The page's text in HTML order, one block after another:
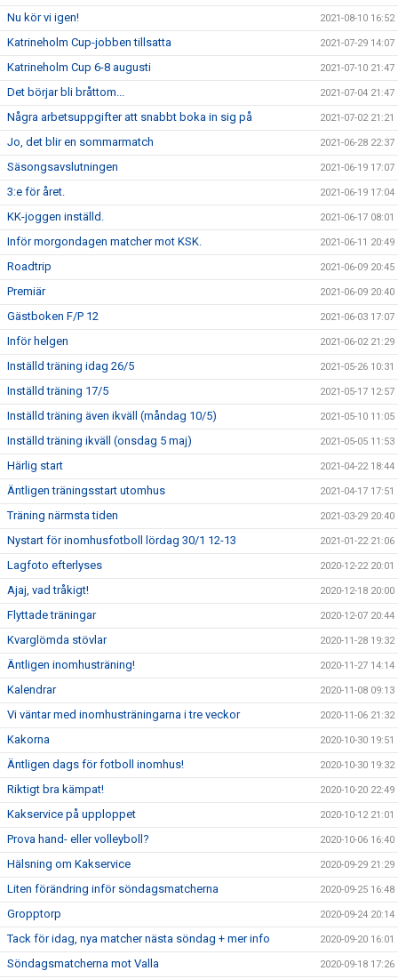
Nu kör vi igen! 2021-08-10 16:52
Katrineholm Cup-jobben tillsatta 2021-07-29 14:07
Katrineholm Cup 6-8 augusti 2021-07-10 21:47
Det börjar bli bråttom... 2021-07-04 21:47
Några arbetsuppgifter att snabbt boka in sig på 2021-07-02 21:21
Jo, det blir en sommarmatch 2021-06-28 22:37
Säsongsavslutningen 2021-06-19 17:07
3:e för året. 2021-06-19 17:04
KK-joggen inställd. 2021-06-17 08:01
Inför morgondagen matcher mot KSK. 2021-06-11 20:49
Roadtrip 2021-06-09 20:45
Premiär 2021-06-09 20:40
Gästboken F/P 12 2021-06-03 17:07
Inför helgen 2021-06-02 21:29
Inställd träning idag 26/5 2021-05-26 10:31
Inställd träning 17/5 2021-05-17 12:57
Inställd träning även ikväll (måndag 10/5) 2021-05-10 11:05
Inställd träning ikväll (onsdag 5 maj) 2021-05-05 11:53
Härlig start 2021-04-22 18:44
Äntligen träningsstart utomhus 2021-04-17 17:51
Träning närmsta tiden 2021-03-29 20:40
Nystart för inomhusfotboll lördag 30/1 12-13 2021-01-22 21:06
Lagfoto efterlyses 2020-12-22 20:01
Ajaj, vad tråkigt! 2020-12-18 20:00
Flyttade träningar 2020-12-07 20:44
Kvarglömda stövlar 2020-11-28 19:32
Äntligen inomhusträning! 2020-11-27 14:14
Kalendrar 2020-11-08 09:13
Vi väntar med inomhusträningarna i tre veckor 2020-11-06 21:32
Kakorna 2020-10-30 19:51
Äntligen dags för fotboll inomhus! 2020-10-30 19:32
Riktigt bra kämpat! 2020-10-20 22:49
Kakservice på upploppet 2020-10-12 21:01
Prova hand- eller volleyboll? 2020-10-06 16:40
Hälsning om Kakservice 2020-09-29 21:29
Liten förändring inför söndagsmatcherna 2020-09-25 16:48
Gropptorp 2020-09-24 20:14
Tack för idag, nya matcher nästa söndag + mer info 2020-09-20 16:01
Söndagsmatcherna mot Valla 2020-09-18 17:26